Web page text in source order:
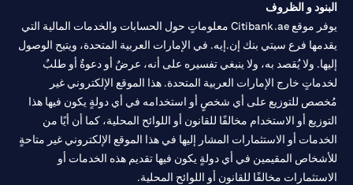
البنود و الظروف
يوفر موقع Citibank.ae معلوماتٍ حول الحسابات والخدمات المالية التي
يقدمها فرع سيتي بنك إن.إيه. في الإمارات العربية المتحدة، ويتيح الوصول
إليها. ولا يُقصد به، ولا ينبغي تفسيره على أنه، عرضٌ أو دعوةٌ أو طلبٌ
لخدماتٍ خارج الإمارات العربية المتحدة. هذا الموقع الإلكتروني غير
مُخصص للتوزيع على أي شخصٍ أو استخدامه في أي دولةٍ يكون فيها هذا
التوزيع أو الاستخدام مخالفًا للقانون أو اللوائح المحلية، كما أن أيًا من
الخدمات أو الاستثمارات المشار إليها في هذا الموقع الإلكتروني غير متاحةٍ
للأشخاص المقيمين في أي دولةٍ يكون فيها تقديم هذه الخدمات أو
الاستثمارات مخالفًا للقانون أو اللوائح المحلية.